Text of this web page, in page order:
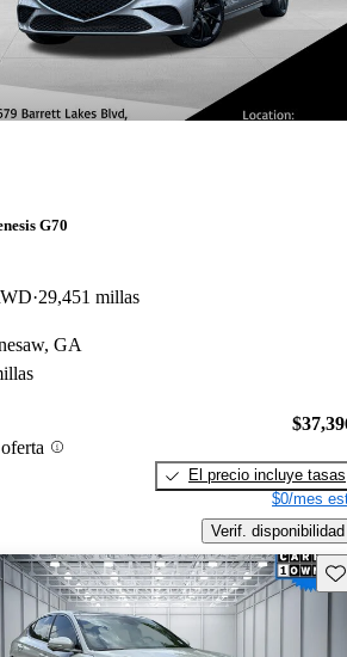
G70
29,451 millas
GA
El precio incluye tasas
$0/mes
Verif. disponibilidad
Aviso